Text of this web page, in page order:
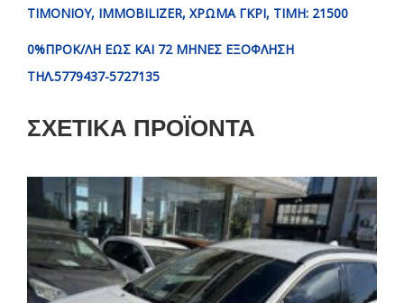
ΤΙΜΟΝΙΟΥ, IMMOBILIZER, ΧΡΩΜΑ ΓΚΡΙ, ΤΙΜΗ: 21500
0%ΠΡΟΚ/ΛΗ ΕΩΣ ΚΑΙ 72 ΜΗΝΕΣ ΕΞΟΦΛΗΣΗ
ΤΗΛ.5779437-5727135
ΣΧΕΤΙΚΆ ΠΡΟΪΌΝΤΑ